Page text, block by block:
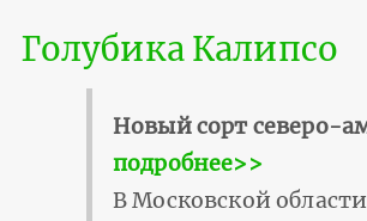
Голубика Калипсо
Новый сорт северо-
подробнее>>
В Московской